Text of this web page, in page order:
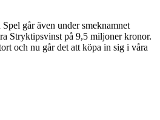
går även under smeknamnet
Stryktipsvinst på 9,5 miljoner kronor.
och nu går det att köpa in sig i våra